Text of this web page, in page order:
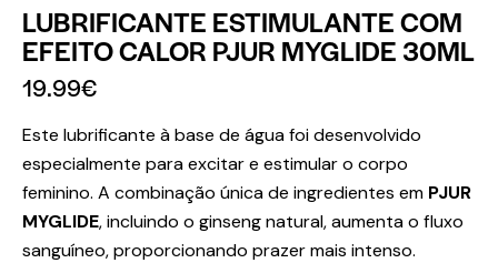
LUBRIFICANTE ESTIMULANTE COM
EFEITO CALOR PJUR MYGLIDE 30ML
19.99€
Este lubrificante à base de água foi desenvolvido
especialmente para excitar e estimular o corpo
feminino. A combinação única de ingredientes em PJUR
MYGLIDE, incluindo o ginseng natural, aumenta o fluxo
sanguíneo, proporcionando prazer mais intenso.